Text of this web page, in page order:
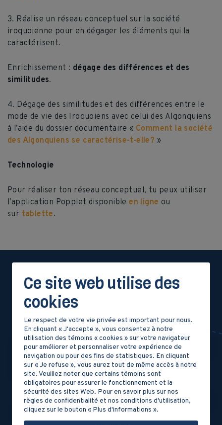
3. Réalise un réseau conceptuel sur la société
iroquoienne pour en dégager les éléments qui la
caractérisent.
Enrichissement : dégage des différences et des
similitudes.
4. Dégage des similitudes et des différences entre le
mode de vie des Iroquoiens avec celui des Algonquiens
à l’aide du dossier documentaire « Comment la société
des Algonquiens se caractérise-t-elle? »
Technologie
Pour réaliser ton réseau conceptuel, tu peux utiliser
l’application Popplet disponibleen ligne ou
sur tablette.
Dossier
documentaire
LES IROQUOIENS DU
SAINT-LAURENT
DOCUMENT 1
DOCUMENT 2
Ce site web utilise des
cookies
Le respect de votre vie privée est important pour nous.
En cliquant « J'accepte », vous consentez à notre
utilisation des témoins « cookies » sur votre navigateur
pour améliorer et personnaliser votre expérience de
navigation ou pour des fins de statistiques. En cliquant
sur « Je refuse », vous aurez tout de même accès à notre
site. Veuillez noter que certains témoins sont
obligatoires pour assurer le fonctionnement et la
sécurité des sites Web. Pour en savoir plus sur nos
règles de confidentialité et nos conditions d'utilisation,
cliquez sur le bouton « Plus d'informations ».